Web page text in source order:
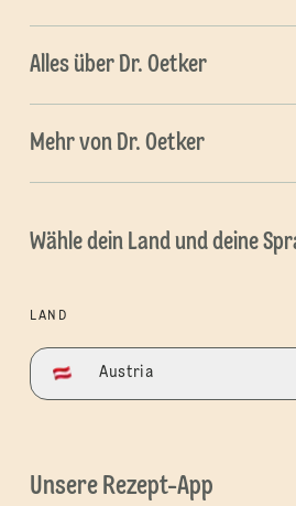
Alles über Dr. Oetker
Mehr von Dr. Oetker
Wähle dein Land und deine
LAND
Austria
Unsere Rezept-App